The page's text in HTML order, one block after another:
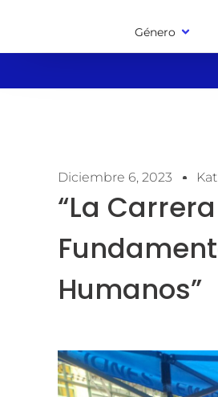
Género
Diciembre 6, 2023
“La
Humanos”